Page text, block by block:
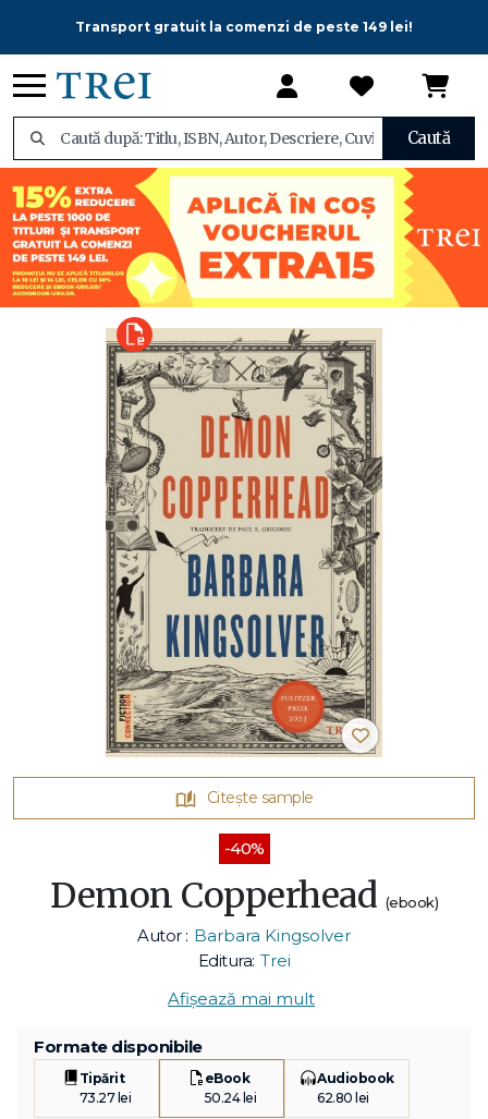
Transport gratuit la comenzi de peste 149 lei!
Caută
Citește sample
-40%
Demon Copperhead (ebook)
Autor : Barbara Kingsolver
Editura: Trei
Afișează mai mult
Formate disponibile
Tipărit
73.27 lei
eBook
50.24 lei
Audiobook
62.80 lei